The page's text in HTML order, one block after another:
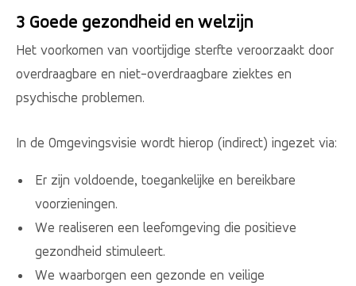
3 Goede gezondheid en welzijn
Het voorkomen van voortijdige sterfte veroorzaakt door
overdraagbare en niet-overdraagbare ziektes en
psychische problemen.
In de Omgevingsvisie wordt hierop (indirect) ingezet via:
Er zijn voldoende, toegankelijke en bereikbare
voorzieningen.
We realiseren een leefomgeving die positieve
gezondheid stimuleert.
We waarborgen een gezonde en veilige